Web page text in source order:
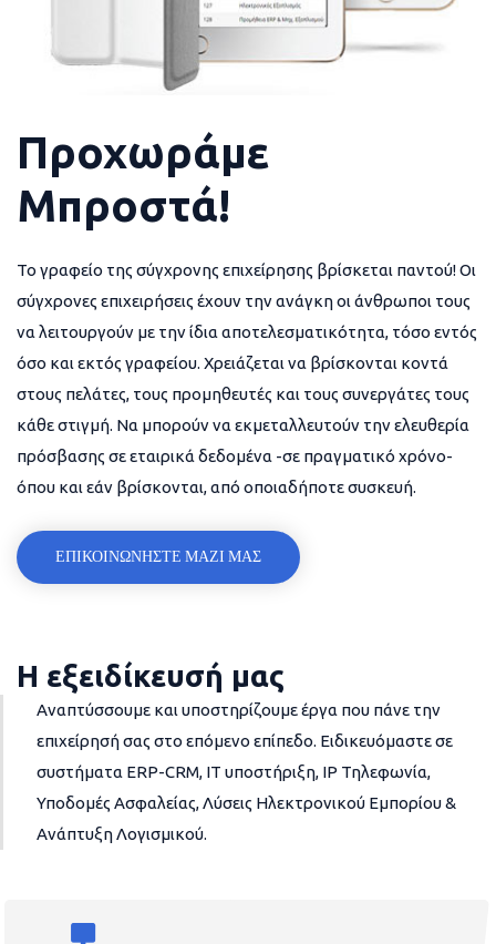
Προχωράμε
Μπροστά!
Το γραφείο της σύγχρονης επιχείρησης βρίσκεται παντού! Οι
σύγχρονες επιχειρήσεις έχουν την ανάγκη οι άνθρωποι τους
να λειτουργούν με την ίδια αποτελεσματικότητα, τόσο εντός
όσο και εκτός γραφείου. Χρειάζεται να βρίσκονται κοντά
στους πελάτες, τους προμηθευτές και τους συνεργάτες τους
κάθε στιγμή. Να μπορούν να εκμεταλλευτούν την ελευθερία
πρόσβασης σε εταιρικά δεδομένα -σε πραγματικό χρόνο-
όπου και εάν βρίσκονται, από οποιαδήποτε συσκευή.
ΕΠΙΚΟΙΝΩΝΗΣΤΕ ΜΑΖΙ ΜΑΣ
Η εξειδίκευσή μας
Αναπτύσσουμε και υποστηρίζουμε έργα που πάνε την
επιχείρησή σας στο επόμενο επίπεδο. Ειδικευόμαστε σε
συστήματα ERP-CRM, IT υποστήριξη, IP Τηλεφωνία,
Υποδομές Ασφαλείας, Λύσεις Ηλεκτρονικού Εμπορίου &
Ανάπτυξη Λογισμικού.